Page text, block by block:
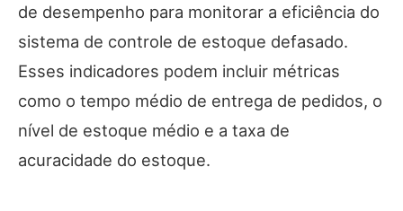
de desempenho para monitorar a eficiência do
sistema de controle de estoque defasado.
Esses indicadores podem incluir métricas
como o tempo médio de entrega de pedidos, o
nível de estoque médio e a taxa de
acuracidade do estoque.